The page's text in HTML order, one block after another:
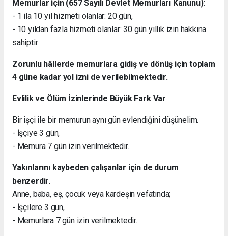
Memurlar için (657 Sayılı Devlet Memurları Kanunu):
- 1 ila 10 yıl hizmeti olanlar: 20 gün,
- 10 yıldan fazla hizmeti olanlar: 30 gün yıllık izin hakkına
sahiptir.
Zorunlu hâllerde memurlara gidiş ve dönüş için toplam
4 güne kadar yol izni de verilebilmektedir.
Evlilik ve Ölüm İzinlerinde Büyük Fark Var
Bir işçi ile bir memurun aynı gün evlendiğini düşünelim.
- İşçiye 3 gün,
- Memura 7 gün izin verilmektedir.
Yakınlarını kaybeden çalışanlar için de durum
benzerdir.
Anne, baba, eş, çocuk veya kardeşin vefatında;
- İşçilere 3 gün,
- Memurlara 7 gün izin verilmektedir.